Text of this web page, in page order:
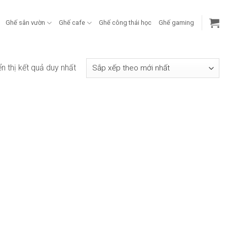
Ghế sân vườn Ghế cafe Ghế công thái học Ghế gaming
thị kết quả duy nhất